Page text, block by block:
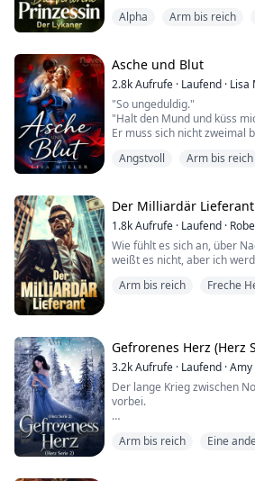
Wie konnte er sagen, dass
sie weg und umarmt mich
"Lass alles raus," sagt er.
E...
Alpha Arm bis reich
Asche und Blut
2.8kAufrufe · Laufend · Lisa
"So ungeduldig."
"Halt den Mund und küss
Er muss sich nicht zweimal
zu schnell für das
führen. Er ist bereits
wird mit jeder Sekunde un...
Angstvoll Arm bis reich
Der Milliardär Lieferant
1.8kAufrufe · Laufend ·
Wie fühlt es sich an, über
weißt es nicht, aber ich
Arm bis reich
Freche
Gefrorenes Herz (Herz
3.2kAufrufe · Laufend ·Amy
Der lange Krieg zwischen
vorbei.
erwartet, ja sogar darauf
Arm bis reich Eine